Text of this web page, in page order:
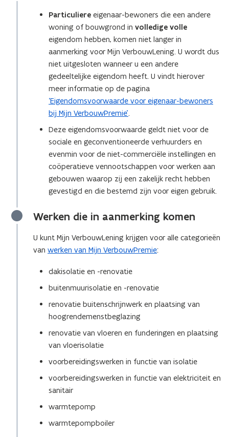
Particuliere eigenaar-bewoners die een andere
woning of bouwgrond in volledige volle
eigendom hebben, komen niet langer in
aanmerking voor Mijn VerbouwLening. U wordt dus
niet uitgesloten wanneer u een andere
gedeeltelijke eigendom heeft. U vindt hierover
meer informatie op de pagina
‘Eigendomsvoorwaarde voor eigenaar-bewoners
bij Mijn VerbouwPremie’.
Deze eigendomsvoorwaarde geldt niet voor de
sociale en geconventioneerde verhuurders en
evenmin voor de niet-commerciële instellingen en
coöperatieve vennootschappen voor werken aan
gebouwen waarop zij een zakelijk recht hebben
gevestigd en die bestemd zijn voor eigen gebruik.
Werken die in aanmerking komen
U kunt Mijn VerbouwLening krijgen voor alle categorieën
van werken van Mijn VerbouwPremie:
dakisolatie en -renovatie
buitenmuurisolatie en -renovatie
renovatie buitenschrijnwerk en plaatsing van
hoogrendemenstbeglazing
renovatie van vloeren en funderingen en plaatsing
van vloerisolatie
voorbereidingswerken in functie van isolatie
voorbereidingswerken in functie van elektriciteit en
sanitair
warmtepomp
warmtepompboiler